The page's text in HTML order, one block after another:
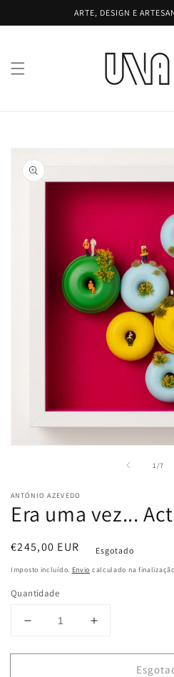
conteúdo
ARTE, DESIGN E
informação
do produto
em
1 /
de7
ANTÓNIO AZEVEDO
Era uma vez...
Preço
normal
€245,00 EUR Esgotado
Imposto incluído. Envio calculado na
Quantidade
Diminuir
quantidade
Aumentar
quantidade